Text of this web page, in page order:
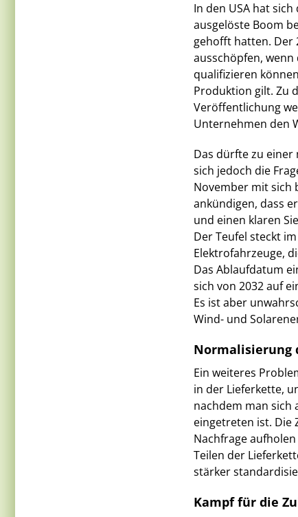
In den USA hat
ausgelöste Boom
gehofft hatten. Der
ausschöpfen,
qualifizieren
Produktion gilt. Zu
Veröffentlichung
Unternehmen den
Das dürfte zu einer
sich jedoch die
November mit sich
ankündigen, dass
und einen klaren
Der Teufel steckt
Elektrofahrzeuge,
Das Ablaufdatum
sich von 2032 auf
Es ist aber
Wind- und
Normalisierung
Ein weiteres
in der Lieferkette,
nachdem man sich
eingetreten ist. Die
Nachfrage
Teilen der
stärker
Kampf für die